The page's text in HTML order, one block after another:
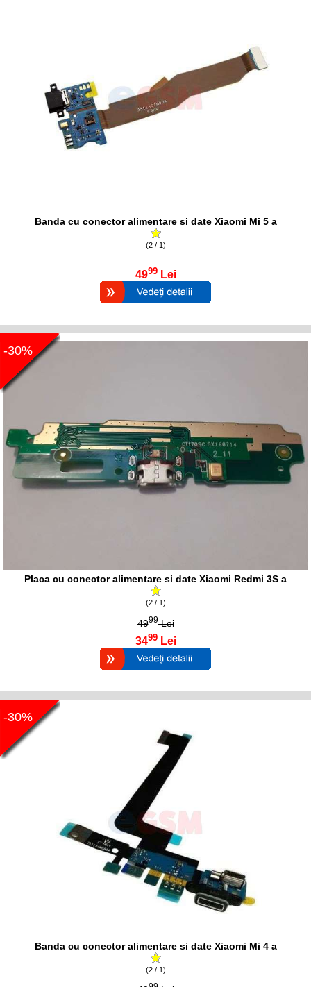
Banda cu conector alimentare si date Xiaomi Mi 5 a
(2 / 1)
4999 Lei
-30%
Placa cu conector alimentare si date Xiaomi Redmi 3S a
(2 / 1)
4999Lei
3499 Lei
-30%
Banda cu conector alimentare si date Xiaomi Mi 4 a
(2 / 1)